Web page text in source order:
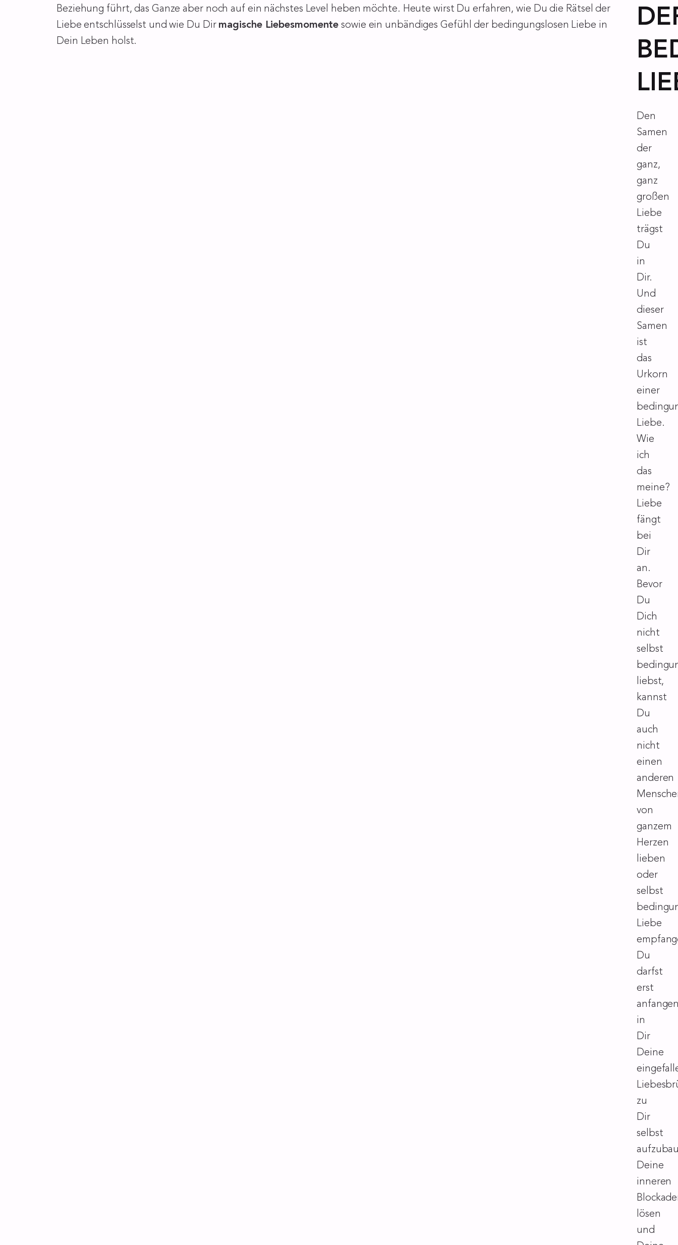
Beziehung führt, das Ganze aber noch auf ein nächstes Level heben möchte. Heute wirst Du erfahren, wie Du die Rätsel der
Liebe entschlüsselst und wie Du Dir magische Liebesmomente sowie ein unbändiges Gefühl der bedingungslosen Liebe in
Dein Leben holst.
Den
Samen
der
ganz,
ganz
großen
Liebe
trägst
Du
in
Dir.
Und
dieser
Samen
ist
das
Urkorn
einer
Liebe.
Wie
ich
das
meine?
Liebe
fängt
bei
Dir
an.
Bevor
Du
Dich
nicht
selbst
liebst,
kannst
Du
auch
nicht
einen
anderen
von
ganzem
Herzen
lieben
oder
selbst
Liebe
Du
darfst
erst
in
Dir
Deine
zu
Dir
selbst
Deine
inneren
lösen
und